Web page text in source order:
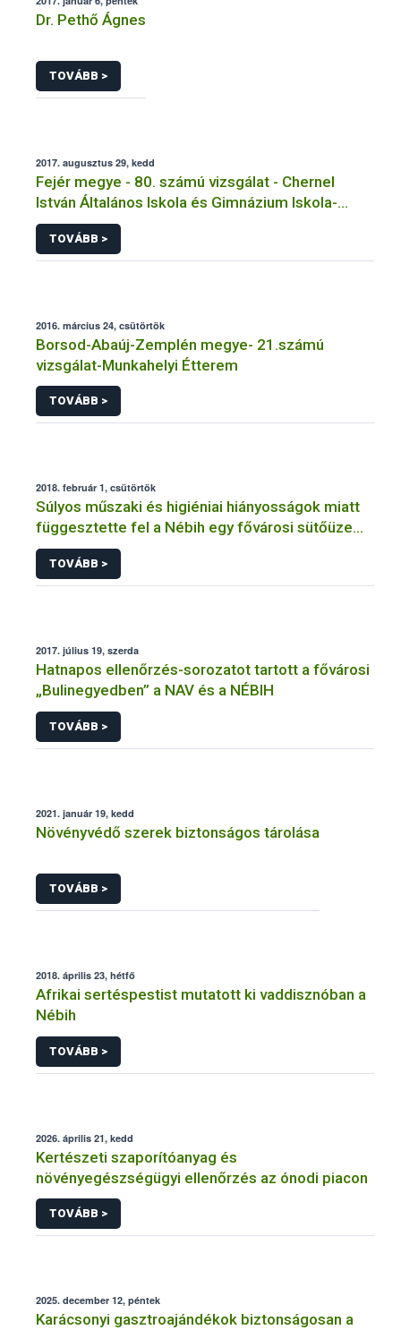
Dr. Pethő Ágnes
TOVÁBB >
2017. augusztus 29, kedd
Fejér megye - 80. számú vizsgálat - Chernel
István Általános Iskola és Gimnázium Iskola-
Főzőkonyha
TOVÁBB >
2016. március 24, csütörtök
Borsod-Abaúj-Zemplén megye- 21.számú
vizsgálat-Munkahelyi Étterem
TOVÁBB >
2018. február 1, csütörtök
Súlyos műszaki és higiéniai hiányosságok miatt
függesztette fel a Nébih egy fővárosi sütőüzem
tevékenységét
TOVÁBB >
2017. július 19, szerda
Hatnapos ellenőrzés-sorozatot tartott a fővárosi
„Bulinegyedben” a NAV és a NÉBIH
TOVÁBB >
2021. január 19, kedd
Növényvédő szerek biztonságos tárolása
TOVÁBB >
2018. április 23, hétfő
Afrikai sertéspestist mutatott ki vaddisznóban a
Nébih
TOVÁBB >
2026. április 21, kedd
Kertészeti szaporítóanyag és
növényegészségügyi ellenőrzés az ónodi piacon
TOVÁBB >
2025. december 12, péntek
Karácsonyi gasztroajándékok biztonságosan a